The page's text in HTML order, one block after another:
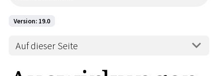
Version: 19.0
Auf dieser Seite